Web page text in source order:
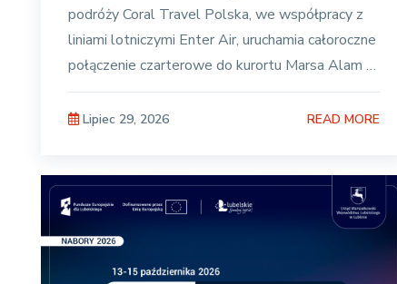
podróży Coral Travel Polska, we współpracy z
liniami lotniczymi Enter Air, uruchamia całoroczne
połączenie czarterowe do kurortu Marsa Alam w
Egipcie. Pierwszy
Lipiec 29, 2026 READ MORE